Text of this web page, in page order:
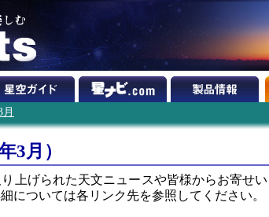
月
3月）
上げられた天文ニュースや皆様からお寄せ
については各リンク先を参照してください。